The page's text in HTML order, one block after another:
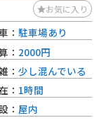
設が充実していま
れた石器や縄文土器
存されています。建
られた貝殻が層にな
観察できる貝層断面
験講座やイベント
ことができます。
お気に入り
： 駐車場あり
： 2000円
： 少し混んでいる
： 1時間
： 屋内